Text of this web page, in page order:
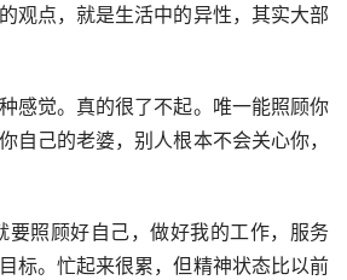
点，就是生活中的异性，其实大部
觉。真的很了不起。唯一能照顾你
自己的老婆，别人根本不会关心你，
照顾好自己，做好我的工作，服务
标。忙起来很累，但精神状态比以前